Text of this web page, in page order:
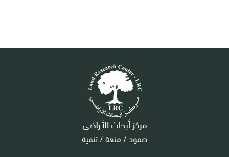
مركز أبحاث الأراضي
صمود / منعة / تنمية